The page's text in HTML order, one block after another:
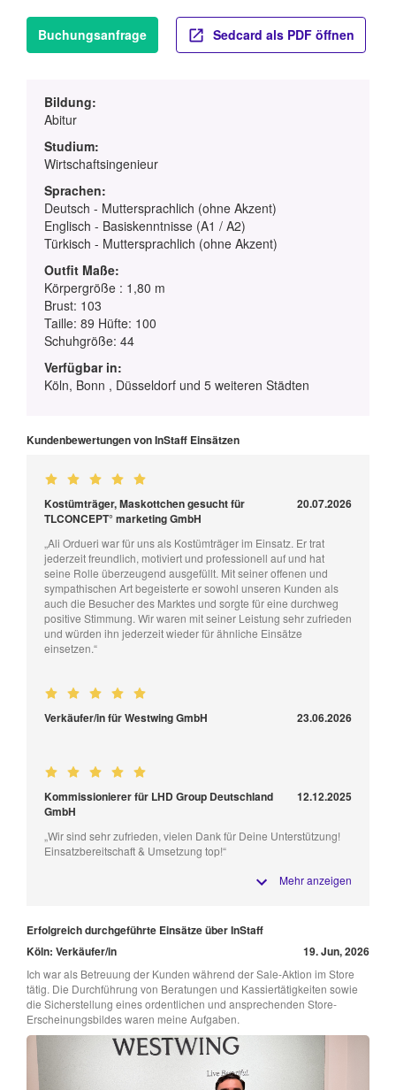
Buchungsanfrage Sedcard als PDF öffnen
Bildung:
Abitur
Studium:
Wirtschaftsingenieur
Sprachen:
Deutsch - Muttersprachlich (ohne Akzent)
Englisch - Basiskenntnisse (A1 / A2)
Türkisch - Muttersprachlich (ohne Akzent)
Outfit Maße:
Körpergröße : 1,80 m
Brust: 103
Taille: 89 Hüfte: 100
Schuhgröße: 44
Verfügbar in:
Köln, Bonn , Düsseldorf und 5 weiteren Städten
Kundenbewertungen von InStaff Einsätzen
Kostümträger, Maskottchen gesucht für
TLCONCEPT° marketing GmbH
20.07.2026
„Ali Ordueri war für uns als Kostümträger im Einsatz. Er trat
jederzeit freundlich, motiviert und professionell auf und hat
seine Rolle überzeugend ausgefüllt. Mit seiner offenen und
sympathischen Art begeisterte er sowohl unseren Kunden als
auch die Besucher des Marktes und sorgte für eine durchweg
positive Stimmung. Wir waren mit seiner Leistung sehr zufrieden
und würden ihn jederzeit wieder für ähnliche Einsätze
einsetzen.“
Verkäufer/in für Westwing GmbH 23.06.2026
Kommissionierer für LHD Group Deutschland
GmbH
12.12.2025
„Wir sind sehr zufrieden, vielen Dank für Deine Unterstützung!
Einsatzbereitschaft & Umsetzung top!“
Mehr anzeigen
Erfolgreich durchgeführte Einsätze über InStaff
Köln: Verkäufer/in
19. Jun, 2026
Ich war als Betreuung der Kunden während der Sale-Aktion im Store
tätig. Die Durchführung von Beratungen und Kassiertätigkeiten sowie
die Sicherstellung eines ordentlichen und ansprechenden Store-
Erscheinungsbildes waren meine Aufgaben.